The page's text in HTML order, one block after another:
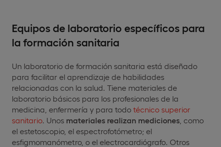
Equipos de laboratorio específicos para
la formación sanitaria
Un laboratorio de formación sanitaria está diseñado
para facilitar el aprendizaje de habilidades
relacionadas con la salud. Tiene materiales de
laboratorio básicos para los profesionales de la
medicina, enfermería y para todo técnico superior
sanitario . Unos materiales realizan mediciones , como
el estetoscopio, el espectrofotómetro; el
esfigmomanómetro, o el electrocardiógrafo. Otros